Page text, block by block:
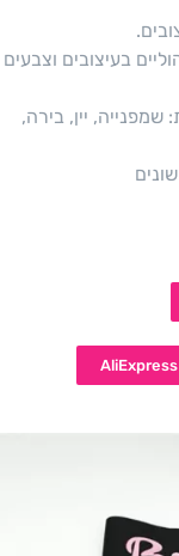
בעיצובים וצבעים
שמפנייה, יין, בירה,